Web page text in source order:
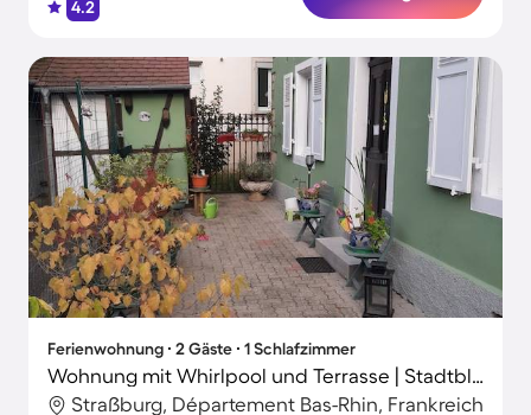
4.2
Ferienwohnung ∙ 2 Gäste ∙ 1 Schlafzimmer
Wohnung mit Whirlpool und Terrasse | Stadtblick
Straßburg, Département Bas-Rhin, Frankreich